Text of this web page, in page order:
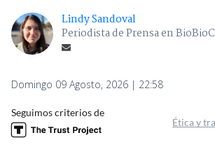
Lindy Sandoval
Periodista de Prensa en
Domingo 09 Agosto, 2026 | 22:58
Seguimos criterios de
Ética y